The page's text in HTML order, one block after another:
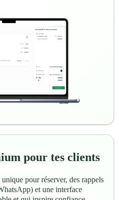
pour tes clients
pour réserver, des rappels
et une interface